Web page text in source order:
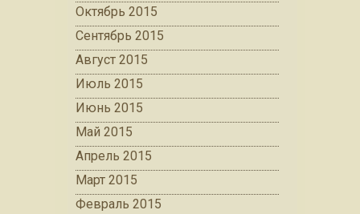
Октябрь 2015
Сентябрь 2015
Август 2015
Июль 2015
Июнь 2015
Май 2015
Апрель 2015
Март 2015
Февраль 2015